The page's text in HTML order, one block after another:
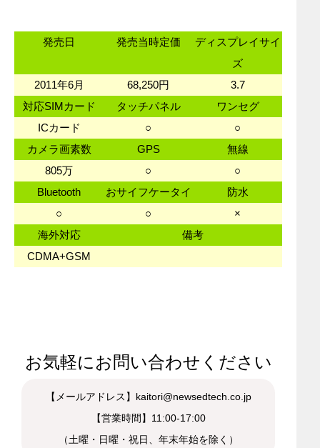
発売日 発売当時定価
ディスプレイサイ
ズ
2011年6月
68,250円
3.7
対応SIMカード
タッチパネル
ワンセグ
ICカード
○
○
カメラ画素数
GPS
無線
805万
○
○
Bluetooth
おサイフケータイ
防水
○
○
×
海外対応
備考
CDMA+GSM
お気軽にお問い合わせください
【メールアドレス】kaitori@newsedtech.co.jp
【営業時間】11:00-17:00
（土曜・日曜・祝日、年末年始を除く）